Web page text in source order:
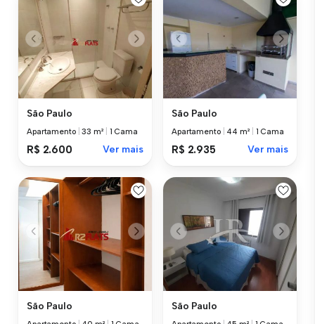
São Paulo
Apartamento |33 m² 1 Cama
R$ 2.600 Ver mais
São Paulo
Apartamento 44 m² 1 Cama
R$ 2.935 Ver mais
São Paulo São Paulo